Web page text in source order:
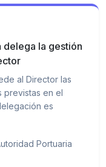
delega la gestión
al Director las
previstas en el
es
Portuaria